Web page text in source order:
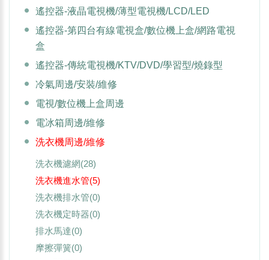
遙控器-液晶電視機/薄型電視機/LCD/LED
遙控器-第四台有線電視盒/數位機上盒/網路電視
盒
遙控器-傳統電視機/KTV/DVD/學習型/燒錄型
冷氣周邊/安裝/維修
電視/數位機上盒周邊
電冰箱周邊/維修
洗衣機周邊/維修
洗衣機濾網(28)
洗衣機進水管(5)
洗衣機排水管(0)
洗衣機定時器(0)
排水馬達(0)
摩擦彈簧(0)